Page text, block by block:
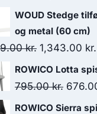
WOUD Stedge
og metal (60 cm)
kr. 1,343.00 kr.
ROWICO Lotta
795.00kr.
ROWICO Sierra